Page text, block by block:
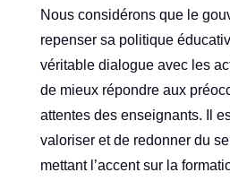
Nous considérons que le
repenser sa politique
véritable dialogue avec les
de mieux répondre aux
attentes des enseignants. Il
valoriser et de redonner du
mettant l’accent sur la